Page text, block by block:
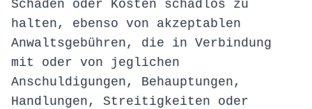
Schäden oder Kosten schadlos zu
halten, ebenso von akzeptablen
Anwaltsgebühren, die in Verbindung
mit oder von jeglichen
Anschuldigungen, Behauptungen,
Handlungen, Streitigkeiten oder